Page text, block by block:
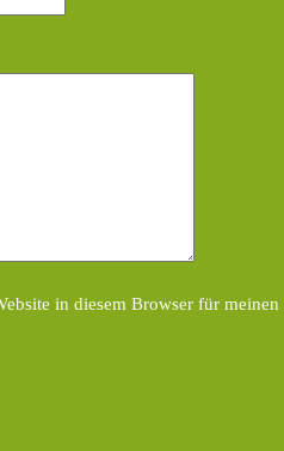
in diesem Browser für meinen